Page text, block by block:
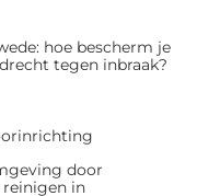
hoe bescherm je
tegen inbraak?
door
in